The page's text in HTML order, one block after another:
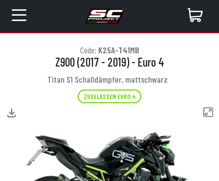
Code: K25A-T41MB
Z900 (2017 - 2019) - Euro 4
Titan S1 Schalldämpfer, mattschwarz
ZUGELASSEN EURO 4